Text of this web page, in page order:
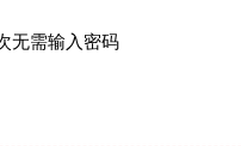
无需输入密码